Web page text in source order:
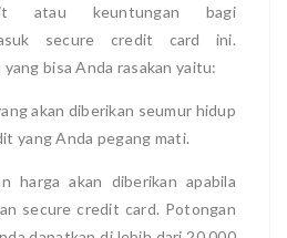
atau keuntungan bagi
secure credit card ini.
bisa Anda rasakan yaitu:
akan diberikan seumur hidup
yang Anda pegang mati.
harga akan diberikan apabila
secure credit card. Potongan